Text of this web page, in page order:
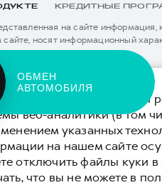
КРЕДИТНЫЕ
на сайте
сайте, носят информационный
информации просьба
сайте информация может быть
некоторых автомобилях HAVAL
включают 3 года
в сервисной книжке владельца
изменений в гарантийную
все
ООО «Грейт Волл Мотор Рус»
ООО «КОРС
оптимальной
веб-аналитики (в том
указанных
на нашем сайте
отключить файлы куки
что вы не можете в
ЗАПИСЬ НА
СЕРВИС